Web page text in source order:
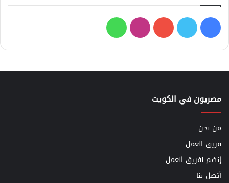
فيسبوك
تويتر يوتيوبانستقرامواتساب
مصريون في الكويت
من نحن
فريق العمل
إنضم لفريق العمل
أتصل بنا